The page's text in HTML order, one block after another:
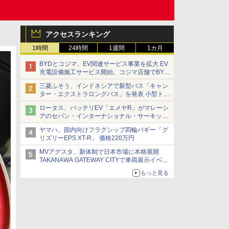
アクセスランキング
1時間 24時間 1週間 1カ月
BYDとコジマ、EV関連サービス事業を拡大 EV
充電設備施工サービス開始、コジマ店舗でBYD
車の展示・試乗イベントを強化
三菱ふそう、インドネシアで新型バス「キャン
ター・エクストラロングバス」を発表 小型トラ
ックベースの観光・旅客輸送向けバス
ロータス、バッテリEV「エメヤR」がマレーシ
アのセパン・インターナショナル・サーキット
のBEV最速タイムを樹立
ヤマハ、国内向けフラグシップ四輪バギー「グ
リズリーEPS XT-R」 価格220万円
MVアグスタ、新体制で日本市場に本格展開
TAKANAWA GATEWAY CITYで車両展示イベン
もっと見る